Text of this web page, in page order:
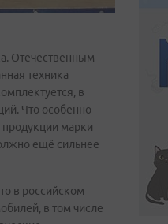
Отечественным
техника
в
Что особенно
марки
ещё сильнее
в российском
в том числе